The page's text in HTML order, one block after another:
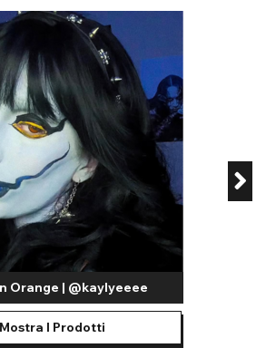
le lenti a contatto Glimmer per chi
sognanti e le lenti a contatto Dolly
kawaii in più.
colorate?
sono realizzate con la stessa base
che puoi acquistare da un
un design stampato sulla
prescrizione medica, possono essere
o trasformare il colore naturale degli
medica, possono essere utilizzate
vista.
nel Regno Unito vs. Importazioni a
un afflusso di lenti a contatto
ed economiche provenienti da paesi
Orange | @kaylyeeee
Mostra I Prodotti